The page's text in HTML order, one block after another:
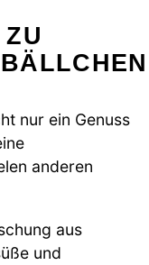
nur ein Genuss
anderen
aus
und